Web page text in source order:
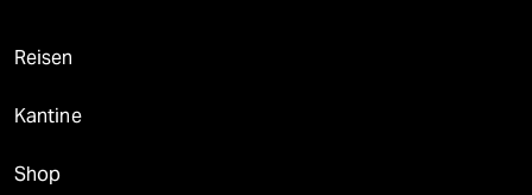
Reisen
Kantine
Shop